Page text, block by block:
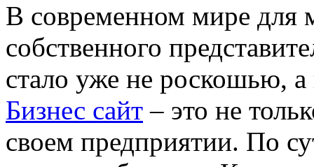
В современном мире для
собственного
стало уже не роскошью,
Бизнес сайт – это не
своем предприятии. По